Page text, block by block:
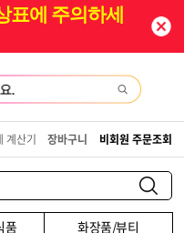
표에 주의하세
품
화장품/뷰티
계산기 장바구니 비회원 주문조회